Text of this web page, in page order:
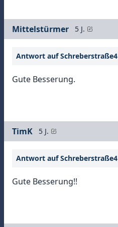
Mittelstürmer 5 J.
Antwort auf Schreberstraße4
Gute Besserung.
TimK 5 J.
Antwort auf Schreberstraße4
Gute Besserung!!